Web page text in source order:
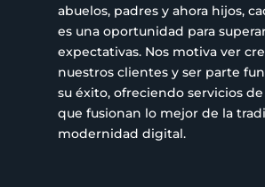
abuelos, padres y ahora hijos,
es una oportunidad para
expectativas. Nos motiva ver
nuestros clientes y ser parte
su éxito, ofreciendo servicios
que fusionan lo mejor de la
modernidad digital.